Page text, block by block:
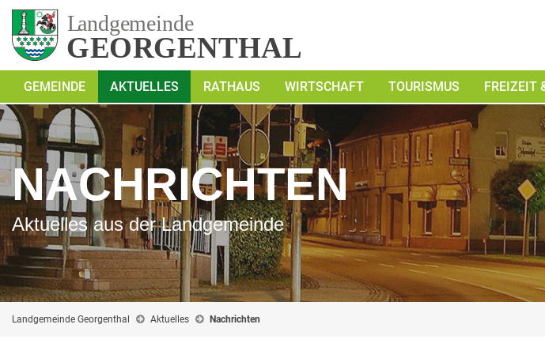
GEMEINDE AKTUELLES RATHAUS WIRTSCHAFT TOURISMUS FREIZEIT
NACHRICHTEN
Aktuelles aus der Landgemeinde
Landgemeinde Georgenthal Aktuelles Nachrichten